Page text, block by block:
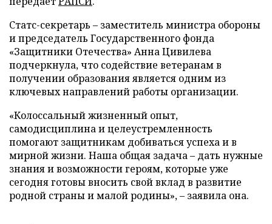
Статс-секретарь – заместитель министра обороны
и председатель Государственного фонда
«Защитники Отечества» Анна Цивилева
подчеркнула, что содействие ветеранам в
получении образования является одним из
ключевых направлений работы организации.
«Колоссальный жизненный опыт,
самодисциплина и целеустремленность
помогают защитникам добиваться успеха и в
мирной жизни. Наша общая задача – дать нужные
знания и возможности героям, которые уже
сегодня готовы вносить свой вклад в развитие
родной страны и малой родины», – заявила она.